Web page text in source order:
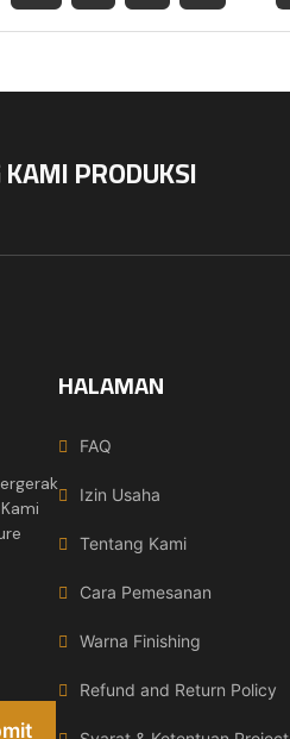
PRODUKSI
HALAMAN
FAQ
Izin Usaha
Tentang Kami
Cara Pemesanan
Warna Finishing
Refund and Return Policy